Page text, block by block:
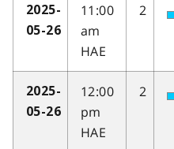
2025-
05-26
11:00
am
HAE
2
2025-
05-26
12:00
pm
HAE
2